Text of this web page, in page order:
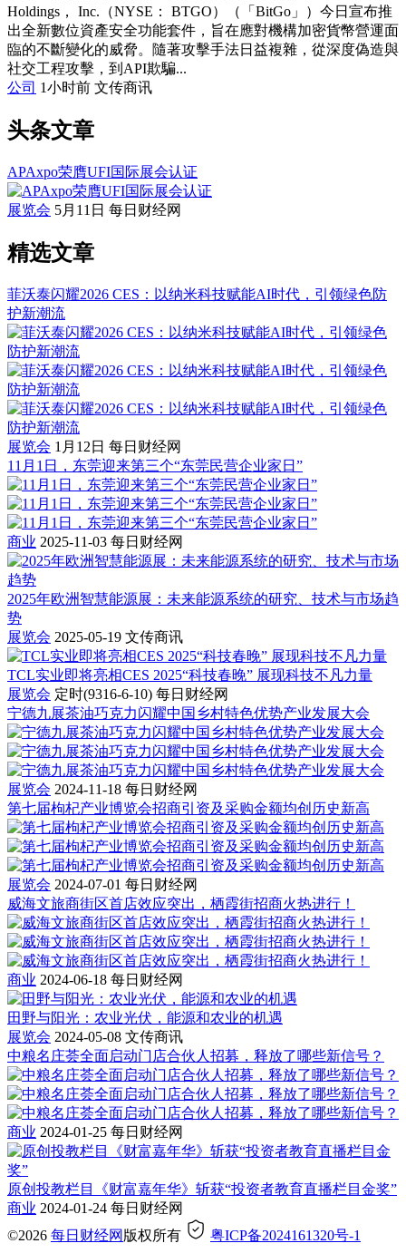
Holdings， Inc.（NYSE： BTGO）（「BitGo」）今日宣布推
出全新數位資產安全功能套件，旨在應對機構加密貨幣營運面
臨的不斷變化的威脅。隨著攻擊手法日益複雜，從深度偽造與
社交工程攻擊，到API欺騙...
公司 1小时前 文传商讯
头条文章
APAxpo荣膺UFI国际展会认证
展览会 5月11日 每日财经网
精选文章
菲沃泰闪耀2026 CES：以纳米科技赋能AI时代，引领绿色防
护新潮流
展览会 1月12日 每日财经网
11月1日，东莞迎来第三个“东莞民营企业家日”
商业 2025-11-03 每日财经网
2025年欧洲智慧能源展：未来能源系统的研究、技术与市场趋
势
展览会 2025-05-19 文传商讯
TCL实业即将亮相CES 2025“科技春晚” 展现科技不凡力量
展览会 定时(9316-6-10) 每日财经网
宁德九展茶油巧克力闪耀中国乡村特色优势产业发展大会
展览会 2024-11-18 每日财经网
第七届枸杞产业博览会招商引资及采购金额均创历史新高
展览会 2024-07-01 每日财经网
威海文旅商街区首店效应突出，栖霞街招商火热进行！
商业 2024-06-18 每日财经网
田野与阳光：农业光伏，能源和农业的机遇
展览会 2024-05-08 文传商讯
中粮名庄荟全面启动门店合伙人招募，释放了哪些新信号？
商业 2024-01-25 每日财经网
原创投教栏目《财富嘉年华》斩获“投资者教育直播栏目金奖”
商业 2024-01-24 每日财经网
©2026 每日财经网 版权所有 粤ICP备2024161320号-1